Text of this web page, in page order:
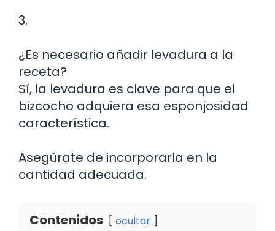
3.
¿Es necesario añadir levadura a la
receta?
Sí, la levadura es clave para que el
bizcocho adquiera esa esponjosidad
característica.
Asegúrate de incorporarla en la
cantidad adecuada.
Contenidos ocultar